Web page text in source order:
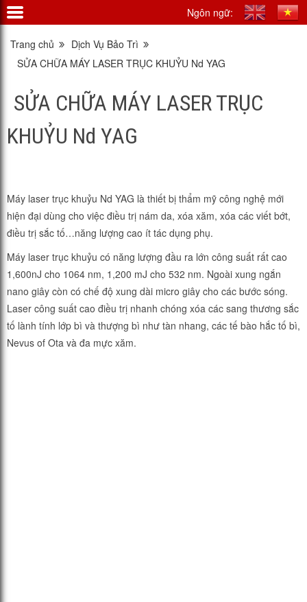
Ngôn ngữ:
Trang chủ
Dịch Vụ Bảo Trì
SỬA CHỮA MÁY LASER TRỤC KHUỶU Nd YAG
SỬA CHỮA MÁY LASER TRỤC
KHUỶU Nd YAG
Máy laser trục khuỷu Nd YAG là thiết bị thẩm mỹ công nghệ mới
hiện đại dùng cho việc điều trị nám da, xóa xăm, xóa các viết bớt,
điều trị sắc tố…năng lượng cao ít tác dụng phụ.
Máy laser trục khuỷu có năng lượng đầu ra lớn công suất rất cao
1,600nJ cho 1064 nm, 1,200 mJ cho 532 nm. Ngoài xung ngắn
nano giây còn có chế độ xung dài micro giây cho các bước sóng.
Laser công suất cao điều trị nhanh chóng xóa các sang thương sắc
tố lành tính lớp bì và thượng bì như tàn nhang, các tế bào hắc tố bì,
Nevus of Ota và đa mực xăm.